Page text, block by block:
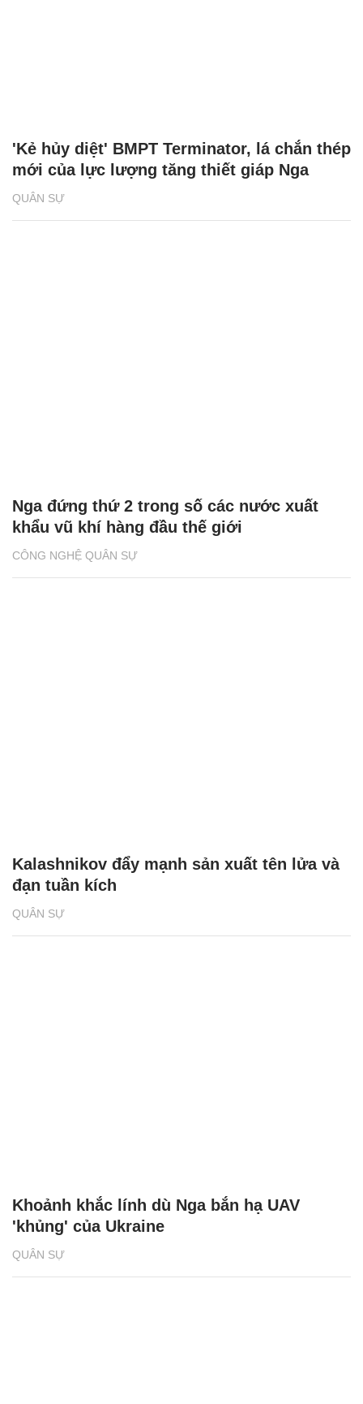
QUÂN SỰ
'Kẻ hủy diệt' BMPT Terminator, lá chắn thép
mới của lực lượng tăng thiết giáp Nga
CÔNG NGHỆ QUÂN SỰ
Nga đứng thứ 2 trong số các nước xuất
khẩu vũ khí hàng đầu thế giới
QUÂN SỰ
Kalashnikov đẩy mạnh sản xuất tên lửa và
đạn tuần kích
QUÂN SỰ
Khoảnh khắc lính dù Nga bắn hạ UAV
'khủng' của Ukraine